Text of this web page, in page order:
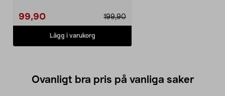
99,90 199,90
Lägg i varukorg
Ovanligt bra pris på vanliga saker